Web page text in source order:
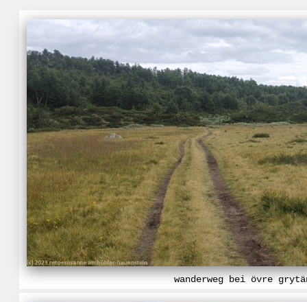
wanderweg bei övre